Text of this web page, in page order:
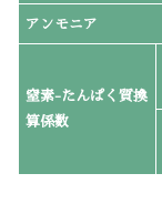
アンモニア
窒素-たんぱく質換
算係数